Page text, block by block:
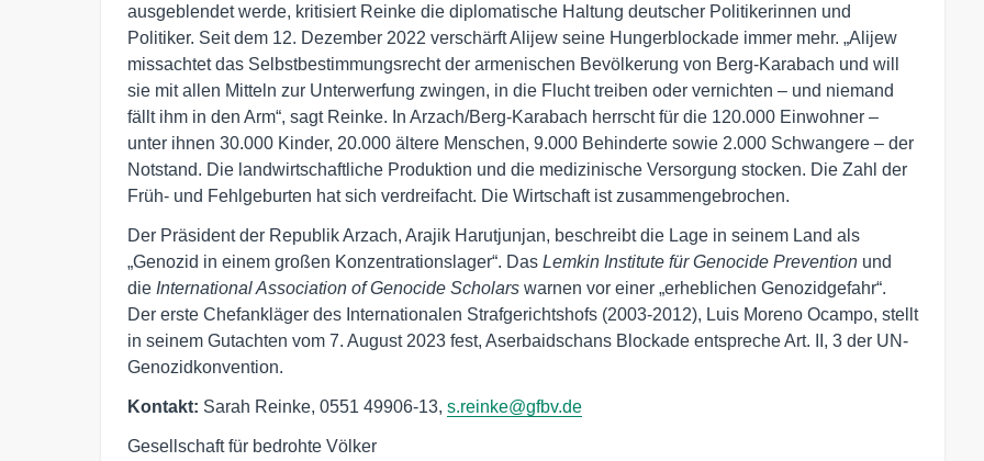
ausgeblendet werde, kritisiert Reinke die diplomatische Haltung deutscher Politikerinnen und
Politiker. Seit dem 12. Dezember 2022 verschärft Alijew seine Hungerblockade immer mehr. „Alijew
missachtet das Selbstbestimmungsrecht der armenischen Bevölkerung von Berg-Karabach und will
sie mit allen Mitteln zur Unterwerfung zwingen, in die Flucht treiben oder vernichten – und niemand
fällt ihm in den Arm“, sagt Reinke. In Arzach/Berg-Karabach herrscht für die 120.000 Einwohner –
unter ihnen 30.000 Kinder, 20.000 ältere Menschen, 9.000 Behinderte sowie 2.000 Schwangere – der
Notstand. Die landwirtschaftliche Produktion und die medizinische Versorgung stocken. Die Zahl der
Früh- und Fehlgeburten hat sich verdreifacht. Die Wirtschaft ist zusammengebrochen.
Der Präsident der Republik Arzach, Arajik Harutjunjan, beschreibt die Lage in seinem Land als
„Genozid in einem großen Konzentrationslager“. Das Lemkin Institute für Genocide Prevention und
die International Association of Genocide Scholars warnen vor einer „erheblichen Genozidgefahr“.
Der erste Chefankläger des Internationalen Strafgerichtshofs (2003-2012), Luis Moreno Ocampo, stellt
in seinem Gutachten vom 7. August 2023 fest, Aserbaidschans Blockade entspreche Art. II, 3 der UN-
Genozidkonvention.
Kontakt: Sarah Reinke, 0551 49906-13, s.reinke@gfbv.de
Gesellschaft für bedrohte Völker